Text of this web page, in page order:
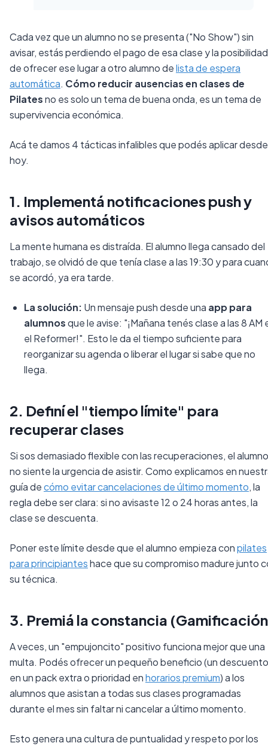
Cada vez que un alumno no se presenta ("No Show") sin
avisar, estás perdiendo el pago de esa clase y la posibilidad
de ofrecer ese lugar a otro alumno delista de espera
automática. Cómo reducir ausencias en clases de
Pilatesno es solo un tema de buena onda, es un tema de
supervivencia económica.
Acá te damos 4 tácticas infalibles que podés aplicar desde
hoy.
1. Implementá notificaciones push y
avisos automáticos
La mente humana es distraída. El alumno llega cansado del
trabajo, se olvidó de que tenía clase a las 19:30 y para
se acordó, ya era tarde.
La solución: Un mensaje push desde una app para
alumnosque le avise: "¡Mañana tenés clase a las 8 AM
el Reformer!". Esto le da el tiempo suficiente para
reorganizar su agenda o liberar el lugar si sabe que no
llega.
2. Definí el "tiempo límite" para
recuperar clases
Si sos demasiado flexible con las recuperaciones, el alumno
no siente la urgencia de asistir. Como explicamos en
guía decómo evitar cancelaciones de último momento, la
regla debe ser clara: si no avisaste 12 o 24 horas antes, la
clase se descuenta.
Poner este límite desde que el alumno empieza conpilates
para principianteshace que su compromiso madure junto
su técnica.
3. Premiá la constancia
A veces, un "empujoncito" positivo funciona mejor que una
multa. Podés ofrecer un pequeño beneficio (un descuento
en un pack extra o prioridad enhorarios premium) a los
alumnos que asistan a todas sus clases programadas
durante el mes sin faltar ni cancelar a último momento.
Esto genera una cultura de puntualidad y respeto por los